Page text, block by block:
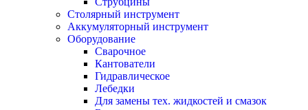
Столярный инструмент
Аккумуляторный инструмент
Оборудование
Сварочное
Кантователи
Гидравлическое
Лебедки
Для замены тех. жидкостей и смазок